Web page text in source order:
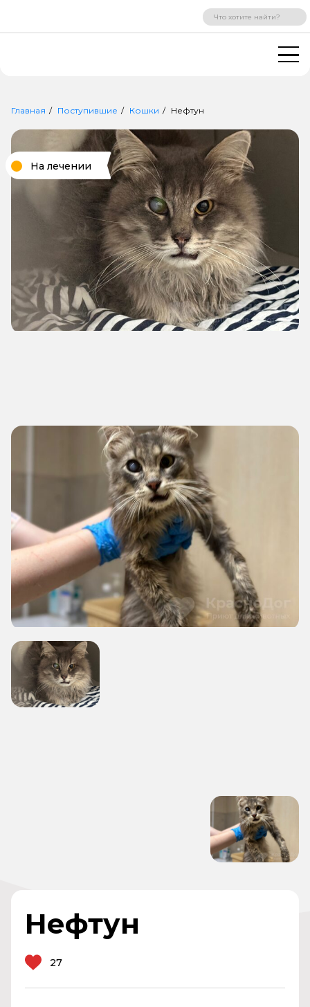
ВХОД РЕГИСТРАЦИЯ
Главная Поступившие Кошки Нефтун
На лечении
Нефтун
27